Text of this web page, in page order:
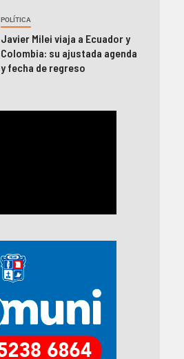
POLÍTICA
Javier Milei viaja a Ecuador y
Colombia: su ajustada agenda
y fecha de regreso